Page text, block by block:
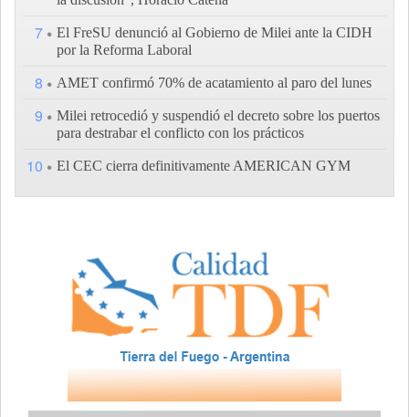
7
El FreSU denunció al Gobierno de Milei ante la CIDH
por la Reforma Laboral
8 AMET confirmó 70% de acatamiento al paro del lunes
9
Milei retrocedió y suspendió el decreto sobre los puertos
para destrabar el conflicto con los prácticos
10 El CEC cierra definitivamente AMERICAN GYM